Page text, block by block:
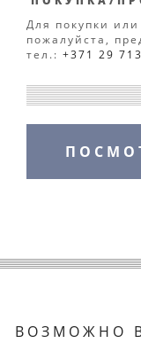
Для покупки
пожалуйста,
тел.: +371 29
ВОЗМОЖНО